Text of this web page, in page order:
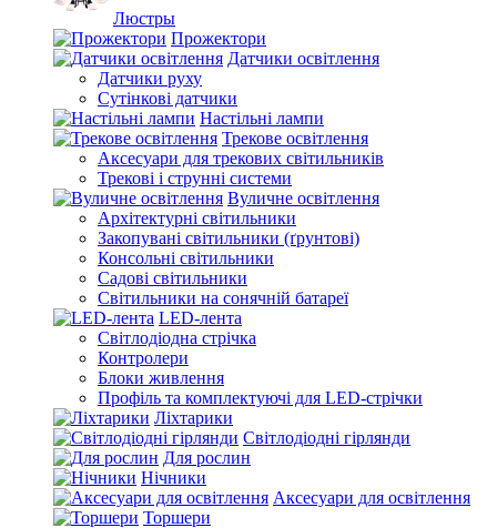
Люстры
Прожектори
Датчики освітлення
Датчики руху
Сутінкові датчики
Настільні лампи
Трекове освітлення
Аксесуари для трекових світильників
Трекові і струнні системи
Вуличне освітлення
Архітектурні світильники
Закопувані світильники (ґрунтові)
Консольні світильники
Садові світильники
Світильники на сонячній батареї
LED-лента
Світлодіодна стрічка
Контролери
Блоки живлення
Профіль та комплектуючі для LED-стрічки
Ліхтарики
Світлодіодні гірлянди
Для рослин
Нічники
Аксесуари для освітлення
Торшери